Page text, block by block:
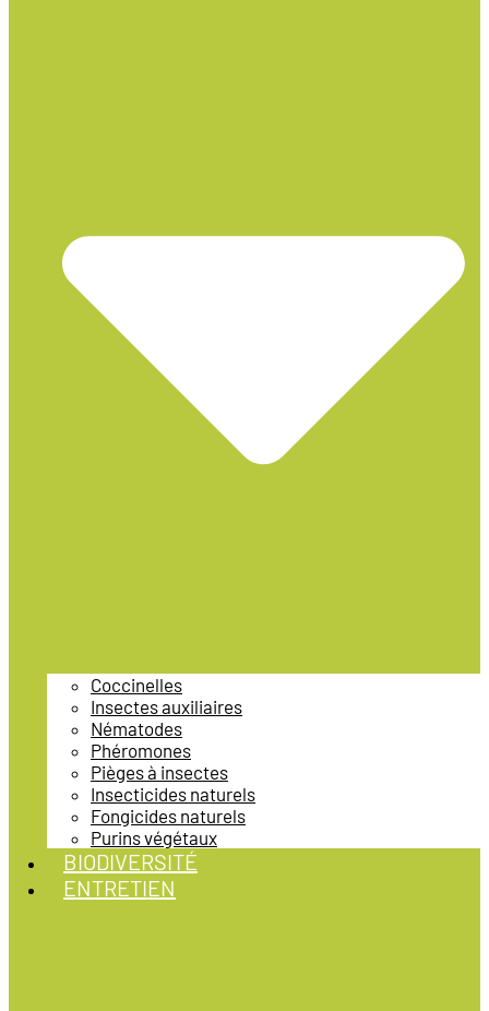
Coccinelles
Insectes auxiliaires
Nématodes
Phéromones
Pièges à insectes
Insecticides naturels
Fongicides naturels
Purins végétaux
BIODIVERSITÉ
ENTRETIEN